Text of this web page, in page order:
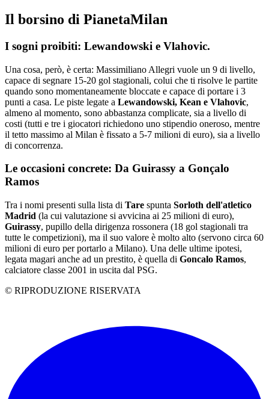
Il borsino di PianetaMilan
I sogni proibiti: Lewandowski e Vlahovic.
Una cosa, però, è certa: Massimiliano Allegri vuole un 9 di livello,
capace di segnare 15-20 gol stagionali, colui che ti risolve le partite
quando sono momentaneamente bloccate e capace di portare i 3
punti a casa. Le piste legate a Lewandowski, Kean e Vlahovic,
almeno al momento, sono abbastanza complicate, sia a livello di
costi (tutti e tre i giocatori richiedono uno stipendio oneroso, mentre
il tetto massimo al Milan è fissato a 5-7 milioni di euro), sia a livello
di concorrenza.
Le occasioni concrete: Da Guirassy a Gonçalo
Ramos
Tra i nomi presenti sulla lista di Tare spunta Sorloth dell'atletico
Madrid (la cui valutazione si avvicina ai 25 milioni di euro),
Guirassy, pupillo della dirigenza rossonera (18 gol stagionali tra
tutte le competizioni), ma il suo valore è molto alto (servono circa 60
milioni di euro per portarlo a Milano). Una delle ultime ipotesi,
legata magari anche ad un prestito, è quella di Goncalo Ramos,
calciatore classe 2001 in uscita dal PSG.
© RIPRODUZIONE RISERVATA